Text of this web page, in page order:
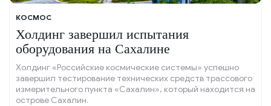
КОСМОС
Холдинг завершил испытания
оборудования на Сахалине
Холдинг «Российские космические системы» успешно
завершил тестирование технических средств трассового
измерительного пункта «Сахалин», который находится на
острове Сахалин.